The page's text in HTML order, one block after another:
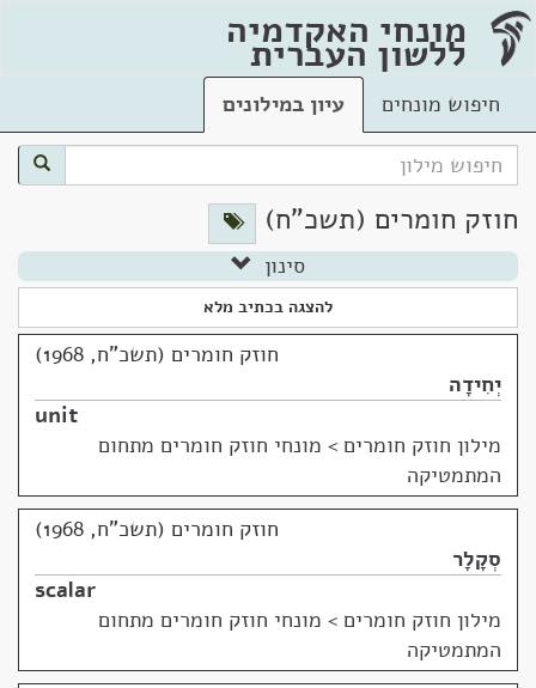
מונחי האקדמיה
ללשון העברית
חיפוש מונחים עיון במילונים
חוזק חומרים (תשכ"ח)
סינון
להצגה בכתיב מלא
חוזק חומרים (תשכ"ח, 1968)
יְחִידָה
unit
מילון חוזק חומרים > מונחי חוזק חומרים מתחום
המתמטיקה
חוזק חומרים (תשכ"ח, 1968)
סְקָלָר
scalar
מילון חוזק חומרים > מונחי חוזק חומרים מתחום
המתמטיקה